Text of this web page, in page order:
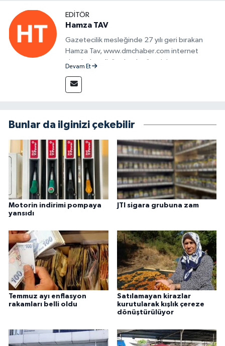
EDITÖR
Hamza TAV
Gazetecilik mesleğinde 27 yılı geri bırakan
Hamza Tav, www.dmchaber.com internet
sitesinde editör olarak görevini
Devam Et
Bunlar da ilginizi çekebilir
Motorin indirimi pompaya
yansıdı
JTI sigara grubuna zam
Temmuz ayı enflasyon
rakamları belli oldu
Satılamayan kirazlar
kurutularak kışlık çereze
dönüştürülüyor